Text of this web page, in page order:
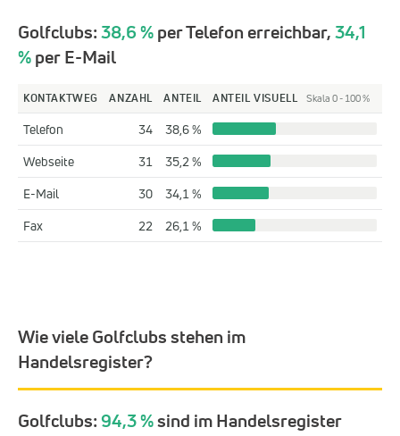
Golfclubs:38,6 %per Telefon erreichbar,34,1
%per E-Mail
KONTAKTWEG ANZAHL ANTEIL ANTEIL VISUELL Skala 0 - 100 %
Telefon 34
38,6 %
Webseite
31
35,2 %
E-Mail
30
34,1 %
Fax
22 26,1 %
Wie viele Golfclubs stehen im
Handelsregister?
Golfclubs:94,3 %sind im Handelsregister